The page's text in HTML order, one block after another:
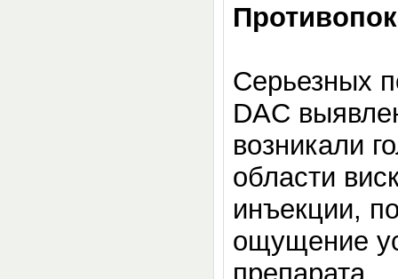
Серьезных
DAC
возникали
области
инъекции,
ощущение